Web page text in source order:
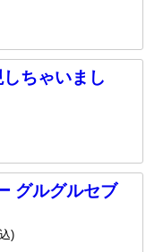
ちゃいまし
グルグルセブ
)